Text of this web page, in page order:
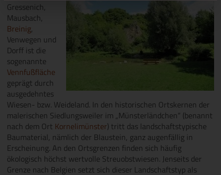
Gressenich,
Mausbach,
Breinig,
Venwegen und
Dorff ist die
sogenannte
Vennfußfläche
geprägt durch
ausgedehntes
Wiesen- bzw. Weideland. In den historischen Ortskernen der
malerischen Siedlungsweiler im „Münsterländchen“ (benannt
nach dem Ort Kornelimünster) tritt das landschaftstypische
Baumaterial, nämlich der Blaustein, ganz augenfällig in
Erscheinung. An den Ortsgrenzen finden sich häufig
ökologisch höchst wertvolle Streuobstwiesen. Jenseits der
Grenze nach Belgien setzt sich dieser Landschaftstyp als